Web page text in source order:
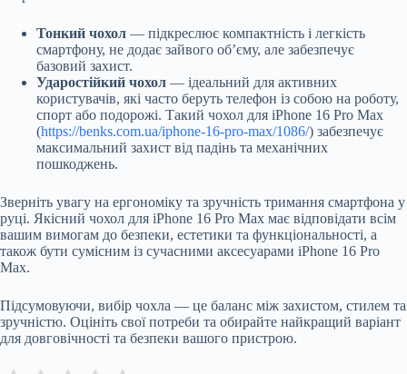
Тонкий чохол — підкреслює компактність і легкість
смартфону, не додає зайвого об’єму, але забезпечує
базовий захист.
Ударостійкий чохол — ідеальний для активних
користувачів, які часто беруть телефон із собою на роботу,
спорт або подорожі. Такий чохол для iPhone 16 Pro Max
(https://benks.com.ua/iphone-16-pro-max/1086/) забезпечує
максимальний захист від падінь та механічних
пошкоджень.
Зверніть увагу на ергономіку та зручність тримання смартфона у
руці. Якісний чохол для iPhone 16 Pro Max має відповідати всім
вашим вимогам до безпеки, естетики та функціональності, а
також бути сумісним із сучасними аксесуарами iPhone 16 Pro
Max.
Підсумовуючи, вибір чохла — це баланс між захистом, стилем та
зручністю. Оцініть свої потреби та обирайте найкращий варіант
для довговічності та безпеки вашого пристрою.